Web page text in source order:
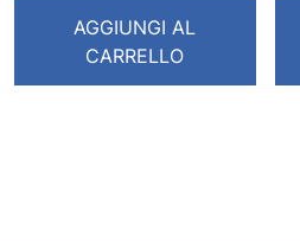
AGGIUNGI AL
CARRELLO